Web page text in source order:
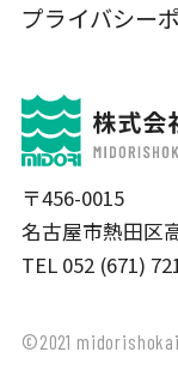
〒456-0015
名古屋市熱田区
TEL 052 (671)
プライバシー
©2021